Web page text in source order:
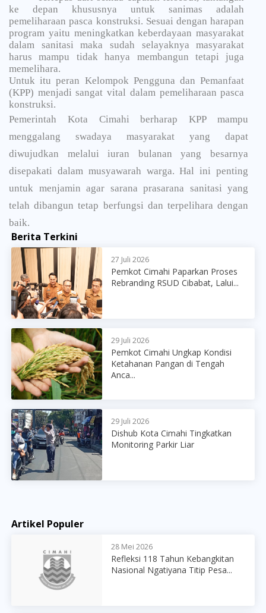
ke depan khususnya untuk sanimas adalah
pemeliharaan pasca konstruksi. Sesuai dengan harapan
program yaitu meningkatkan keberdayaan masyarakat
dalam sanitasi maka sudah selayaknya masyarakat
harus mampu tidak hanya membangun tetapi juga
memelihara.
Untuk itu peran Kelompok Pengguna dan Pemanfaat
(KPP) menjadi sangat vital dalam pemeliharaan pasca
konstruksi.
Pemerintah Kota Cimahi berharap KPP mampu
menggalang swadaya masyarakat yang dapat
diwujudkan melalui iuran bulanan yang besarnya
disepakati dalam musyawarah warga. Hal ini penting
untuk menjamin agar sarana prasarana sanitasi yang
telah dibangun tetap berfungsi dan terpelihara dengan
baik.
Berita Terkini
27 Juli 2026
Pemkot Cimahi Paparkan Proses
Rebranding RSUD Cibabat, Lalui...
29 Juli 2026
Pemkot Cimahi Ungkap Kondisi
Ketahanan Pangan di Tengah
Anca...
29 Juli 2026
Dishub Kota Cimahi Tingkatkan
Monitoring Parkir Liar
Artikel Populer
28 Mei 2026
Refleksi 118 Tahun Kebangkitan
Nasional Ngatiyana Titip Pesa...